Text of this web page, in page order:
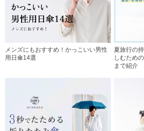
メンズにもおすすめ！かっこいい男性
用日傘14選
夏旅行の
しむため
まで紹介